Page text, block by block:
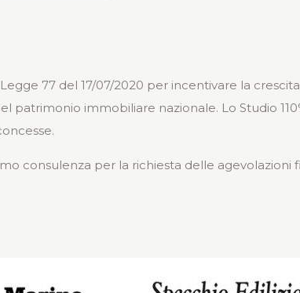
77 del 17/07/2020 per incentivare la
immobiliare nazionale. Lo Studio
consulenza per la richiesta delle agevolazioni